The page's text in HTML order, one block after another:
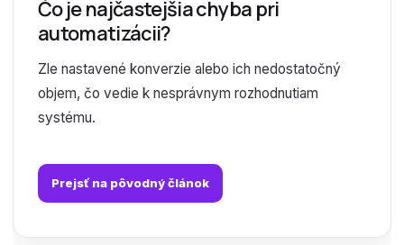
Čo je najčastejšia chyba pri
automatizácii?
Zle nastavené konverzie alebo ich nedostatočný
objem, čo vedie k nesprávnym rozhodnutiam
systému.
Prejsť na pôvodný článok